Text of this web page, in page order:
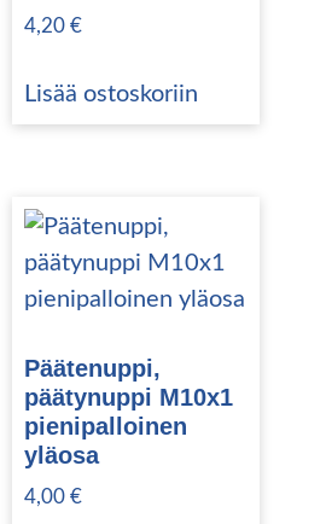
4,20 €
Lisää ostoskoriin
Päätenuppi,
päätynuppi M10x1
pienipalloinen
yläosa
4,00 €